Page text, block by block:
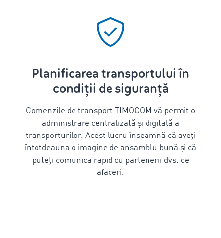
Planificarea transportului în
condiții de siguranță
Comenzile de transport TIMOCOM vă permit o
administrare centralizată și digitală a
transporturilor. Acest lucru înseamnă că aveți
întotdeauna o imagine de ansamblu bună și că
puteți comunica rapid cu partenerii dvs. de
afaceri.